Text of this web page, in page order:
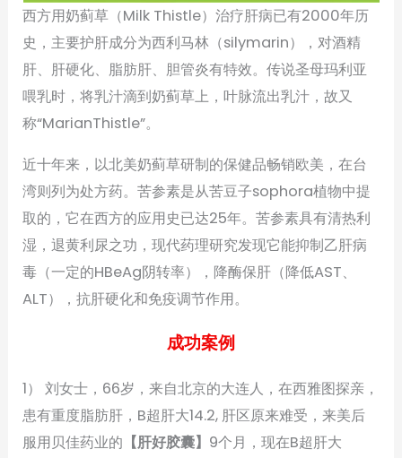
西方用奶蓟草（Milk Thistle）治疗肝病已有2000年历
史，主要护肝成分为西利马林（silymarin），对酒精
肝、肝硬化、脂肪肝、胆管炎有特效。传说圣母玛利亚
喂乳时，将乳汁滴到奶蓟草上，叶脉流出乳汁，故又
称“MarianThistle”。
近十年来，以北美奶蓟草研制的保健品畅销欧美，在台
湾则列为处方药。苦参素是从苦豆子sophora植物中提
取的，它在西方的应用史已达25年。苦参素具有清热利
湿，退黄利尿之功，现代药理研究发现它能抑制乙肝病
毒（一定的HBeAg阴转率），降酶保肝（降低AST、
ALT），抗肝硬化和免疫调节作用。
成功案例
1） 刘女士，66岁，来自北京的大连人，在西雅图探亲，
患有重度脂肪肝，B超肝大14.2, 肝区原来难受，来美后
服用贝佳药业的 【肝好胶囊】 9个月，现在B超肝大